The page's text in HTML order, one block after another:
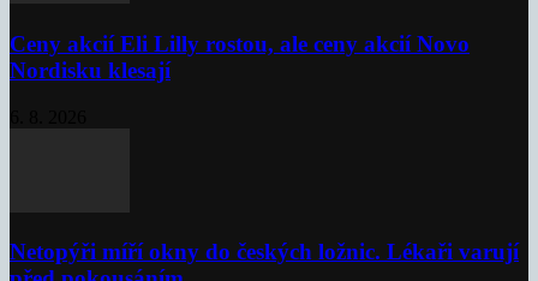
Ceny akcií Eli Lilly rostou, ale ceny akcií Novo
Nordisku klesají
Netopýři míří okny do českých ložnic. Lékaři varují